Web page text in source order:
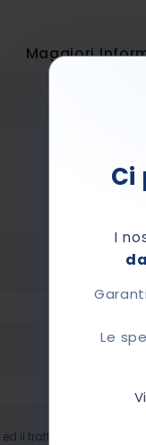
Ci
I
Le
ed il trattamento dati.
Maggiori